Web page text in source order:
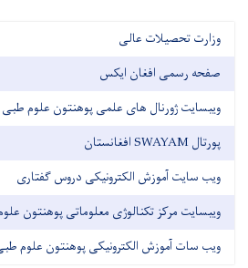
وزارت تحصیلات عالی
صفحه رسمی افغان ایکس
ویبسایت ژورنال های علمی پوهنتون علوم طبی
پورتال SWAYAM افغانستان
ویب سایت آموزش الکترونیکی دروس گفتاری
ویبسایت مرکز تکنالوژی معلوماتی پوهنتون
ویب سات آموزش الکترونیکی پوهنتون علوم